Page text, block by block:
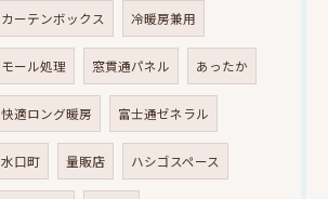
カーテンボックス 冷暖房兼用
モール処理 窓貫通パネル あったか
快適ロング暖房 富士通ゼネラル
水口町 量販店 ハシゴスペース